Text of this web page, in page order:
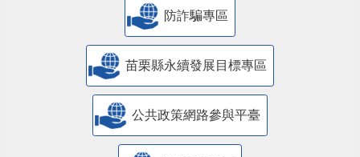
防詐騙專區
苗栗縣永續發展目標專區
公共政策網路參與平臺